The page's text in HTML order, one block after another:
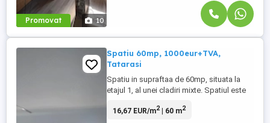
Promovat 10
Spatiu 60mp, 1000eur+TVA,
Tatarasi
Spatiu in supraftaa de 60mp, situata la
etajul 1, al unei cladiri mixte. Spatiul este
pretabil pentru birouri,activitati scolare,
16,67 EUR/m2| 60 m2